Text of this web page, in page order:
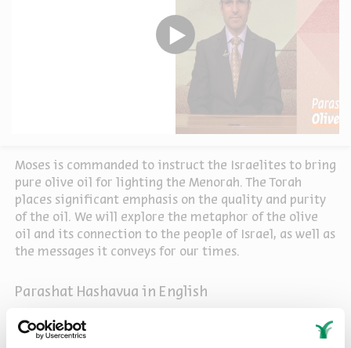
Moses is commanded to instruct the Israelites to bring
pure olive oil for lighting the Menorah. The Torah
places significant emphasis on the quality and purity
of the oil. We will explore the metaphor of the olive
oil and its connection to the people of Israel, as well as
the messages it conveys for our times.
Parashat Hashavua in English
Sources
Share